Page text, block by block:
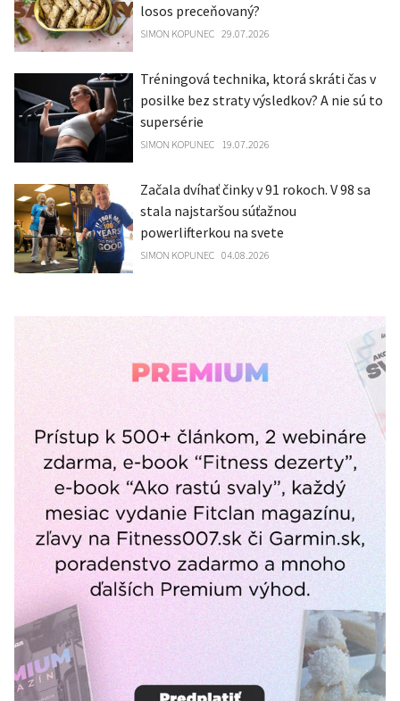
losos preceňovaný?
SIMON KOPUNEC 29.07.2026
Tréningová technika, ktorá skráti čas v
posilke bez straty výsledkov? A nie sú to
supersérie
SIMON KOPUNEC 19.07.2026
Začala dvíhať činky v 91 rokoch. V 98 sa
stala najstaršou súťažnou
powerlifterkou na svete
SIMON KOPUNEC 04.08.2026